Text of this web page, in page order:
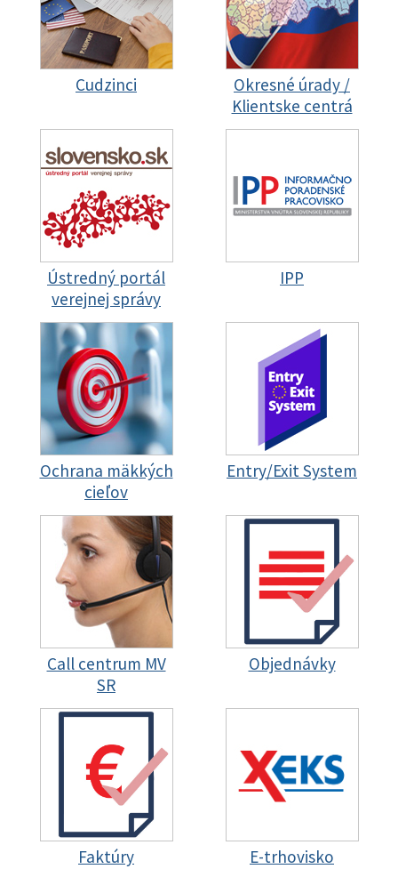
Cudzinci
Okresné úrady /
Klientske centrá
Ústredný portál
verejnej správy
IPP
Ochrana mäkkých
cieľov
Entry/Exit System
Call centrum MV
SR
Objednávky
Faktúry E-trhovisko